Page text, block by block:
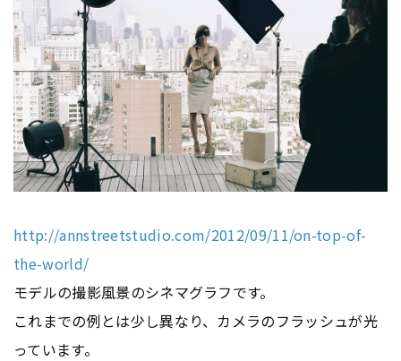
http://annstreetstudio.com/2012/09/11/on-top-of-
the-world/
モデルの撮影風景のシネマグラフです。
これまでの例とは少し異なり、カメラのフラッシュが光
っています。